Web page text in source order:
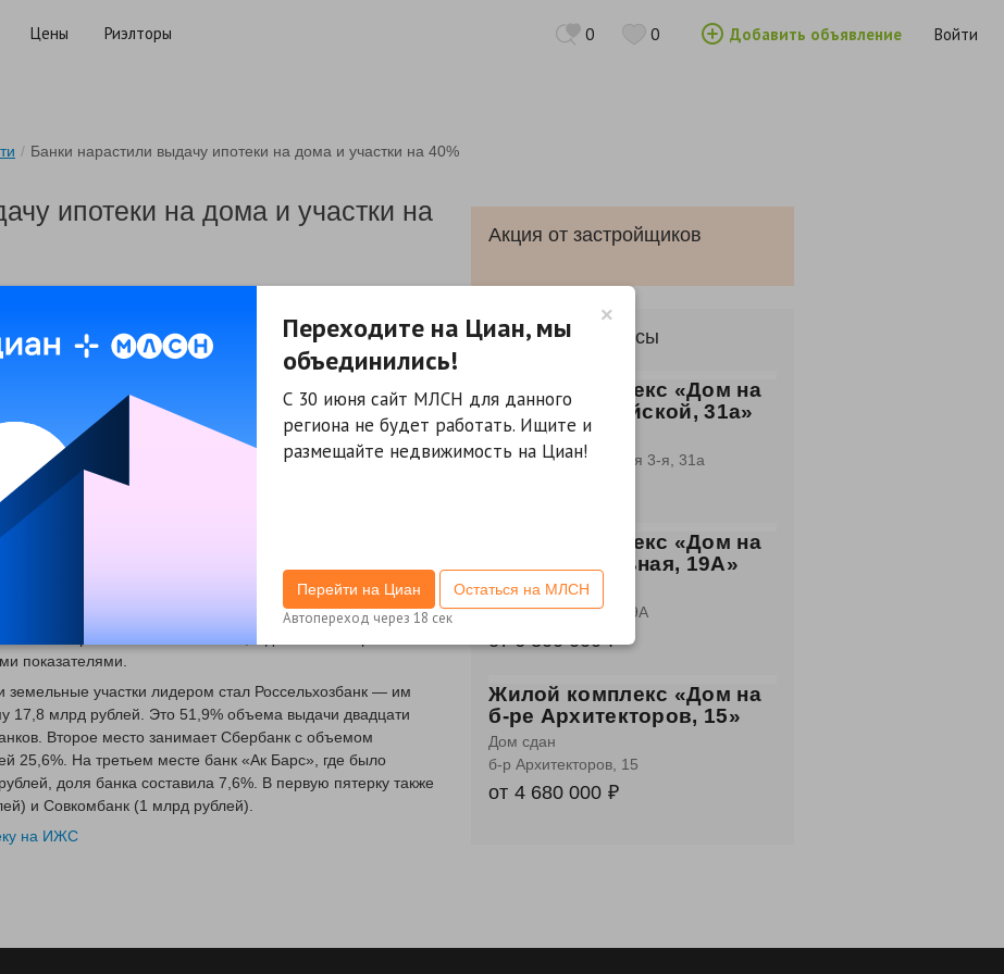
Цены Риэлторы 0 0 Добавить объявление Войти
/ Банки нарастили выдачу ипотеки на дома и участки на 40%
ипотеки на дома и участки на
ипотечные банки нарастили объем выдачи ипотеки на
участки на 40%, сообщает ТАСС со ссылкой на данные
подготовленного совместно с Frank RG.
дома и участки крупнейшими банками в первом полугодии
исследования, 20 крупнейших банков выдали 13,8 тыс.
на общую сумму 34,2 млрд рублей. Количество кредитов
го выросло на 19%, объем кредитования увеличился
банки выдали 3,5 тыс. займов на сумму 7,5 млрд
ипотеки. На покупку готовых домов было выдано 10,3 тыс.
млрд рублей. На такие займы приходится 1% всего
на готовые и строящиеся дома и земельные участки в
выражении составила 2%, в денежном выражении —
показателями.
участки лидером стал Россельхозбанк — им
17,8 млрд рублей. Это 51,9% объема выдачи двадцати
Второе место занимает Сбербанк с объемом
25,6%. На третьем месте банк «Ак Барс», где было
доля банка составила 7,6%. В первую пятерку также
и Совкомбанк (1 млрд рублей).
на ИЖС
Акция от застройщиков
Жилые комплексы
Жилой комплекс «Дом на
ул. 3-й Енисейской, 31а»
Сдан
Омск, ул. Енисейская 3-я, 31а
Жилой комплекс «Дом на
ул. Госпитальная, 19А»
Дом сдан
ул. Госпитальная, 19А
от6 300 000 ₽
Жилой комплекс «Дом на
б-ре Архитекторов, 15»
Дом сдан
б-р Архитекторов, 15
от 4 680 000 ₽
×
Переходите на Циан, мы
объединились!
С 30 июня сайт МЛСН для данного
региона не будет работать. Ищите и
размещайте недвижимость на Циан!
Перейти на Циан Остаться на МЛСН
Автопереход через 18 сек